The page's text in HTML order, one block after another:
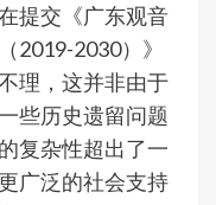
提交《广东观音
2019-2030）》
理，这并非由于
些历史遗留问题
复杂性超出了一
广泛的社会支持